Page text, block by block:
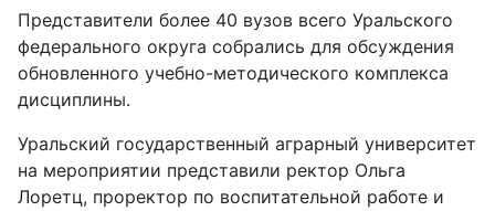
Представители более 40 вузов всего Уральского
федерального округа собрались для обсуждения
обновленного учебно-методического комплекса
дисциплины.
Уральский государственный аграрный университет
на мероприятии представили ректор Ольга
Лоретц, проректор по воспитательной работе и